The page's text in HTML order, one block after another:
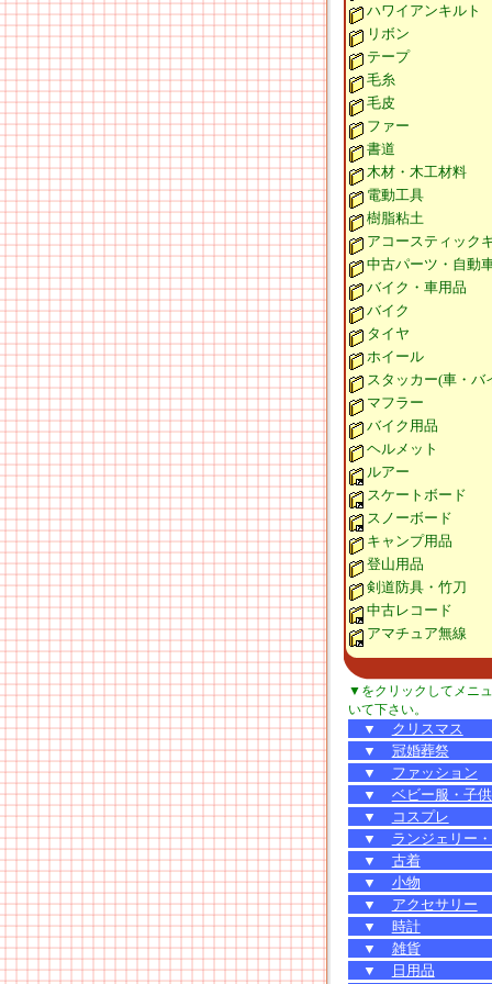
ハワイアンキルト
リボン
テープ
毛糸
毛皮
ファー
書道
木材・木工材料
電動工具
樹脂粘土
アコースティック
中古パーツ・自動
バイク・車用品
バイク
タイヤ
ホイール
スタッカー(車・バ
マフラー
バイク用品
ヘルメット
ルアー
スケートボード
スノーボード
キャンプ用品
登山用品
剣道防具・竹刀
中古レコード
アマチュア無線
▼をクリックしてメニ
いて下さい。
▼
クリスマス
▼
冠婚葬祭
▼
ファッション
▼
ベビー服・子
▼
コスプレ
▼
ランジェリー
▼
古着
▼
小物
▼
アクセサリー
▼
時計
▼
雑貨
▼
日用品